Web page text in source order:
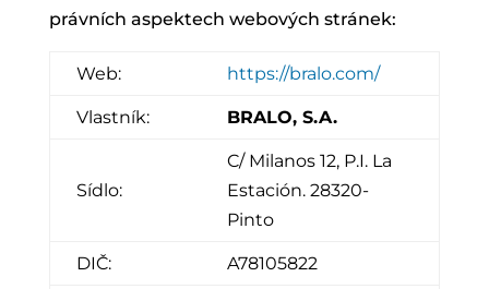
právních aspektech webových stránek:
Web: https://bralo.com/
Vlastník: BRALO, S.A.
Sídlo:
C/ Milanos 12, P.I. La
Estación. 28320-
Pinto
DIČ: A78105822